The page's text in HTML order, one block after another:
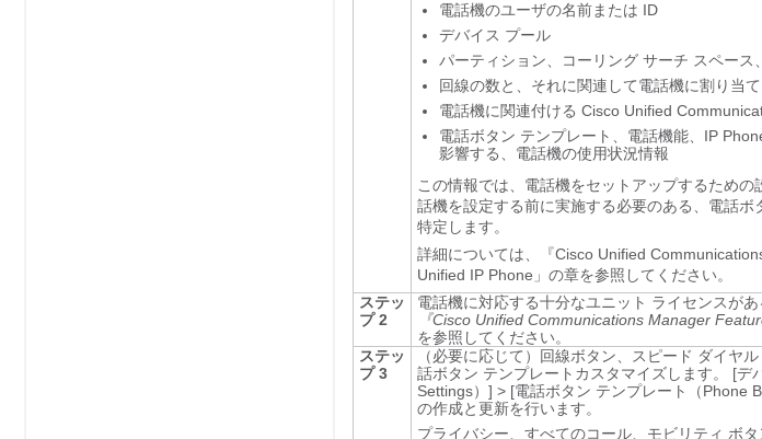
電話機のユーザの名前または ID
デバイス プール
パーティション、コーリング サーチ スペース
回線の数と、それに関連して電話機に割り当て
電話機に関連付ける Cisco Unified
電話ボタン テンプレート、電話機能、IP
影響する、電話機の使用状況情報
この情報では、電話機をセットアップするため
話機を設定する前に実施する必要のある、電話
特定します。
詳細については、『Cisco Unified
Unified IP Phone」の章を参照してください。
ステッ
プ 2
電話機に対応する十分なユニット ライセンスが
『Cisco Unified Communications Manager
を参照してください。
ステッ
プ 3
（必要に応じて）回線ボタン、スピード ダイヤ
話ボタン テンプレートカスタマイズします。 [デ
Settings）] > [電話ボタン テンプレート（Phone
の作成と更新を行います。
プライバシー、すべてのコール、モビリティ ボ